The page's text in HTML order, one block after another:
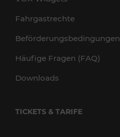
Fahrgastrechte
Beförderungsbedingungen
Häufige Fragen (FAQ)
Downloads
TICKETS & TARIFE